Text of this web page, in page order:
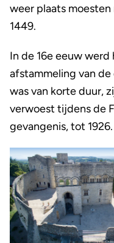
weer plaats moesten
1449.
In de 16e eeuw
afstammeling van
was van korte duur,
verwoest tijdens de
gevangenis, tot 1926.